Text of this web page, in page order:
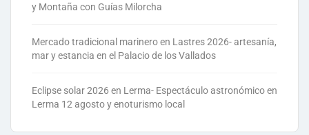
y Montaña con Guías Milorcha
Mercado tradicional marinero en Lastres 2026- artesanía,
mar y estancia en el Palacio de los Vallados
Eclipse solar 2026 en Lerma- Espectáculo astronómico en
Lerma 12 agosto y enoturismo local